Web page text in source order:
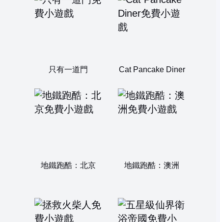
只有一道門 Cat Pancake Diner
地鐵跑酷：北京 地鐵跑酷：澳洲